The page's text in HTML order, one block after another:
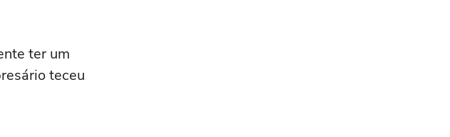
ter um
teceu